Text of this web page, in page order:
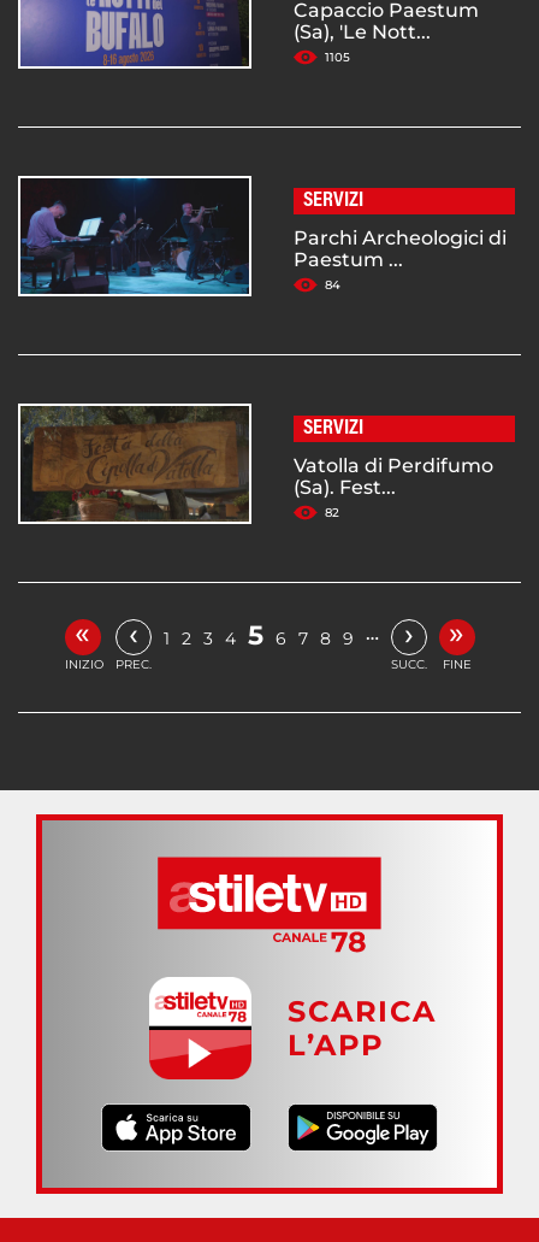
Capaccio Paestum
(Sa), 'Le Nott...
1105
SERVIZI
Parchi Archeologici di
Paestum ...
84
SERVIZI
Vatolla di Perdifumo
(Sa). Fest...
82
«
INIZIO
‹
PREC.
1 2 3 4 5 6 7 8 9 … ›
SUCC.
»
FINE
SCARICA
L’APP